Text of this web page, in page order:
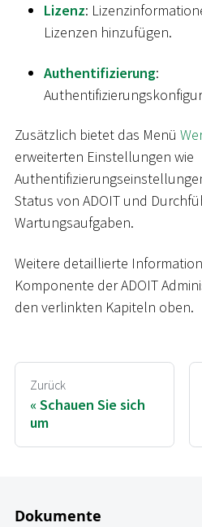
Lizenz:
Lizenzen hinzufügen.
Authentifizierung:
Zusätzlich bietet das Menü
erweiterten Einstellungen wie
Status von ADOIT und
Wartungsaufgaben.
Weitere detaillierte
Komponente der ADOIT
den verlinkten Kapiteln oben.
Zurück
Schauen Sie sich
um
Dokumente